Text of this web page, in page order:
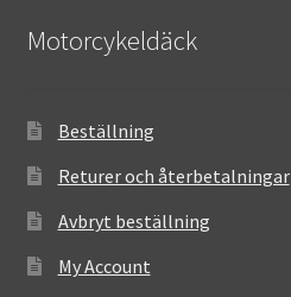
Motorcykeldäck
Beställning
Returer och återbetalningar
Avbryt beställning
My Account